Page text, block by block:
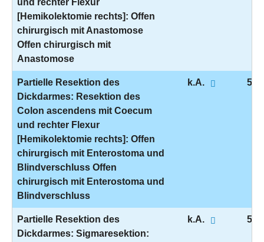
und rechter Flexur
[Hemikolektomie rechts]: Offen
chirurgisch mit Anastomose
Offen chirurgisch mit
Anastomose
Partielle Resektion des
Dickdarmes: Resektion des
Colon ascendens mit Coecum
und rechter Flexur
[Hemikolektomie rechts]: Offen
chirurgisch mit Enterostoma und
Blindverschluss Offen
chirurgisch mit Enterostoma und
Blindverschluss
k.A. 5-
Partielle Resektion des
Dickdarmes: Sigmaresektion:
k.A. 5-